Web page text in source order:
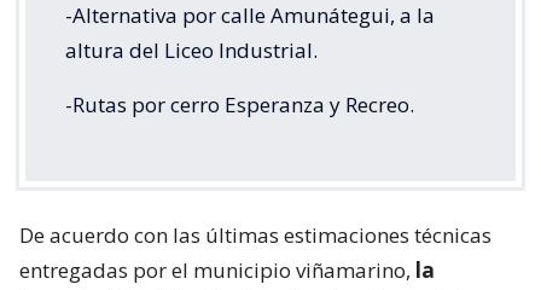
-Alternativa por calle Amunátegui, a la
altura del Liceo Industrial.
-Rutas por cerro Esperanza y Recreo.
De acuerdo con las últimas estimaciones técnicas
entregadas por el municipio viñamarino, la